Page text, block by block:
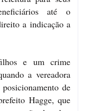
até o
a indicação a
e um crime
a vereadora
de
Hagge, que